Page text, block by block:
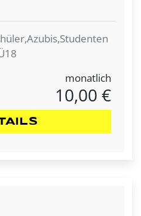
monatlich
10,00 €